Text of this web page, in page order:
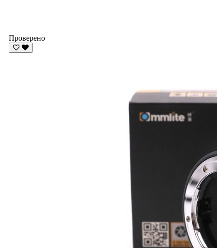
Проверено